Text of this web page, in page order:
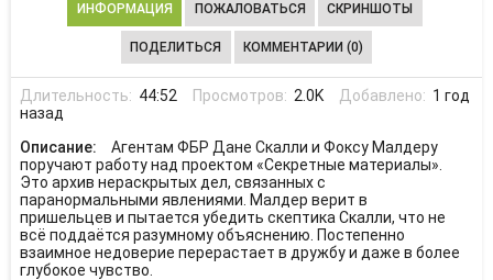
ИНФОРМАЦИЯ ПОЖАЛОВАТЬСЯ СКРИНШОТЫ
ПОДЕЛИТЬСЯ КОММЕНТАРИИ (0)
Длительность: 44:52 Просмотров: 2.0K Добавлено: 1 год
назад
Описание:
Агентам ФБР Дане Скалли и Фоксу Малдеру
поручают работу над проектом «Секретные материалы».
Это архив нераскрытых дел, связанных с
паранормальными явлениями. Малдер верит в
пришельцев и пытается убедить скептика Скалли, что не
всё поддаётся разумному объяснению. Постепенно
взаимное недоверие перерастает в дружбу и даже в более
глубокое чувство.